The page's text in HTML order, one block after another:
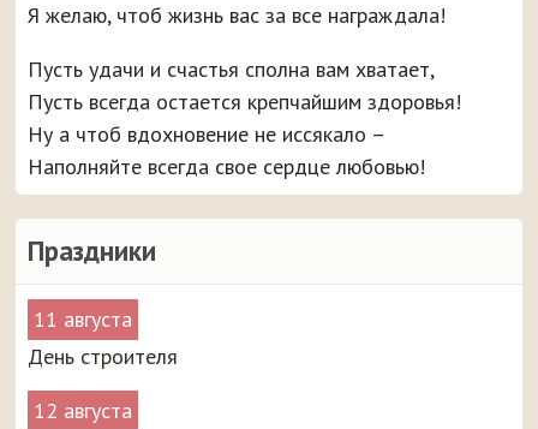
Праздники
11 августа
День строителя
12 августа
Я желаю, чтоб жизнь вас за все награждала!
Пусть удачи и счастья сполна вам хватает,
Пусть всегда остается крепчайшим здоровья!
Ну а чтоб вдохновение не иссякало –
Наполняйте всегда свое сердце любовью!